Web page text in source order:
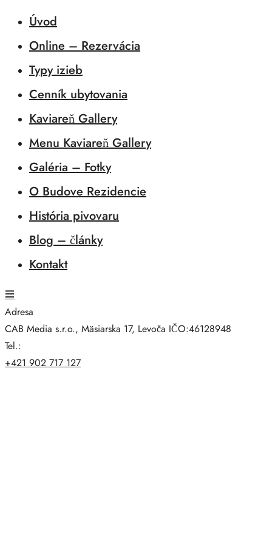
Úvod
Online – Rezervácia
Typy izieb
Cenník ubytovania
Kaviareň Gallery
Menu Kaviareň Gallery
Galéria – Fotky
O Budove Rezidencie
História pivovaru
Blog – články
Kontakt
Adresa
CAB Media s.r.o., Mäsiarska 17, Levoča IČO:46128948
Tel.:
+421 902 717 127